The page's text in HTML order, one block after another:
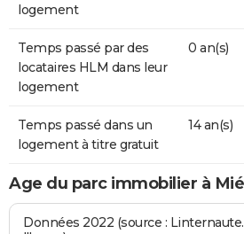
logement
Temps passé par des
locataires HLM dans leur
logement
0 an(s)
Temps passé dans un
logement à titre gratuit
14 an(s)
Age du parc immobilier à
Données 2022 (source :